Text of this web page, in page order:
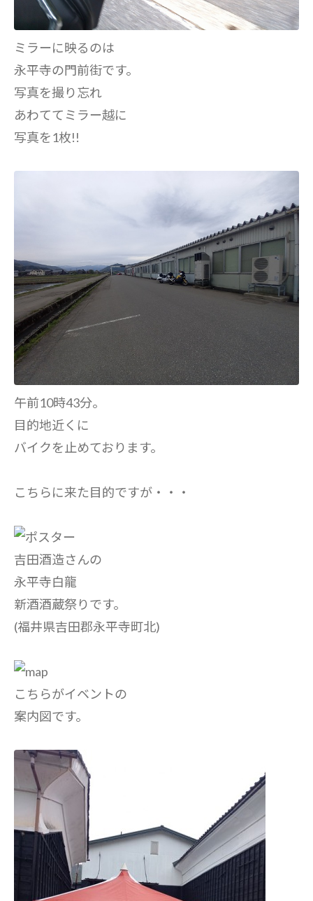
ミラーに映るのは
永平寺の門前街です。
写真を撮り忘れ
あわててミラー越に
写真を1枚!!
午前10時43分。
目的地近くに
バイクを止めております。
こちらに来た目的ですが・・・
吉田酒造さんの
永平寺白龍
新酒酒蔵祭りです。
(福井県吉田郡永平寺町北)
こちらがイベントの
案内図です。